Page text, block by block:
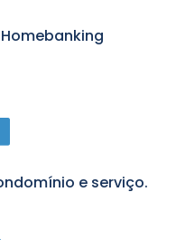
e serviço.